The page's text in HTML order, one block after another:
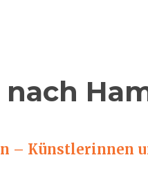
– Künstlerinnen